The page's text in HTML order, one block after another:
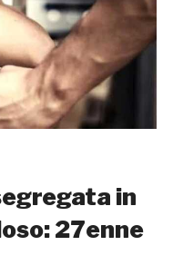
in
27enne